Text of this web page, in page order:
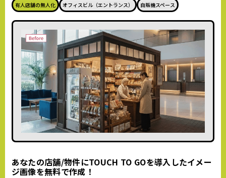
有人店舗の無人化 オフィスビル（エントランス） 自販機スペース
あなたの店舗/物件にTOUCH TO GOを導入したイメー
ジ画像を無料で作成！